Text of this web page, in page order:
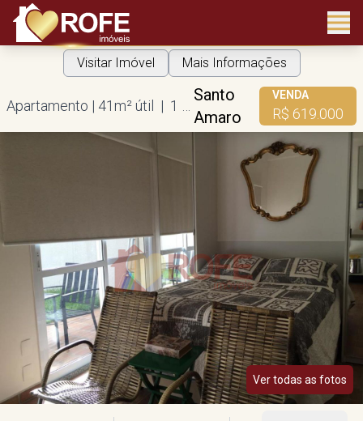
Santo
Amaro
VENDA
R$ 619.000
Visitar Imóvel Mais Informações
Ver todas as fotos